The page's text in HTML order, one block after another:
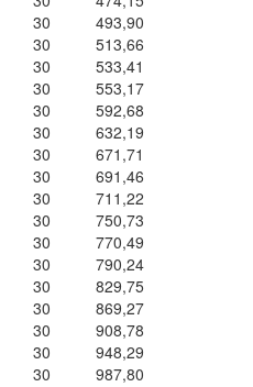
30
493,90
30
513,66
30
533,41
30
553,17
30
592,68
30
632,19
30
671,71
30
691,46
30
711,22
30
750,73
30
770,49
30
790,24
30
829,75
30
869,27
30
908,78
30
948,29
30 987,80